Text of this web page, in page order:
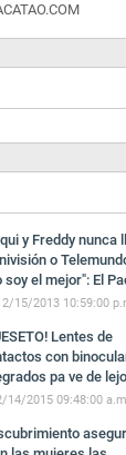
y Freddy nunca
o
soy el mejor": El
15/2013 10:59:00
Lentes de
con
pa ve de
14/2015 09:48:00